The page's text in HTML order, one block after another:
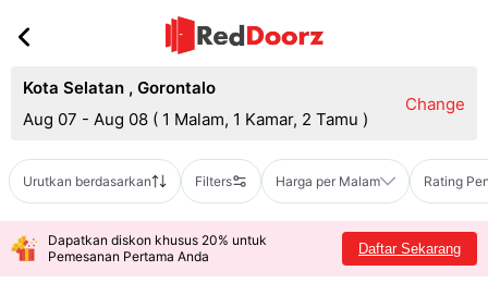
Kota Selatan , Gorontalo
Aug 07 - Aug 08 ( 1 Malam, 1 Kamar, 2 Tamu )
Change
Urutkan berdasarkan Filters Harga per Malam Rating
Dapatkan diskon khusus 20% untuk
Pemesanan Pertama Anda
Daftar Sekarang